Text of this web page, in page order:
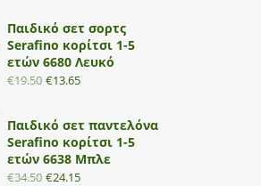
Παιδικό σετ σορτς
Serafino κορίτσι 1-5
ετών 6680 Λευκό
€19.50 €13.65
Παιδικό σετ παντελόνα
Serafino κορίτσι 1-5
ετών 6638 Μπλε
€34.50 €24.15